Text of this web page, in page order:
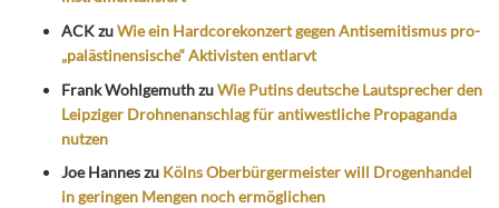
ACKzuWie ein Hardcorekonzert gegen Antisemitismus pro-
„palästinensische“ Aktivisten entlarvt
Frank WohlgemuthzuWie Putins deutsche Lautsprecher den
Leipziger Drohnenanschlag für antiwestliche Propaganda
nutzen
Joe Hanneszu Kölns Oberbürgermeister will Drogenhandel
in geringen Mengen noch ermöglichen